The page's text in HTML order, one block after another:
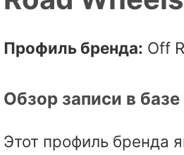
Профиль бренда: Off
Обзор записи в
Этот профиль бренда